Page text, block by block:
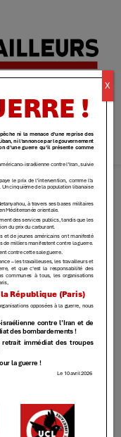
des
X